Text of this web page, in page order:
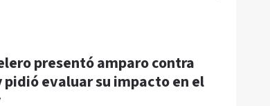
presentó amparo contra
pidió evaluar su impacto en el